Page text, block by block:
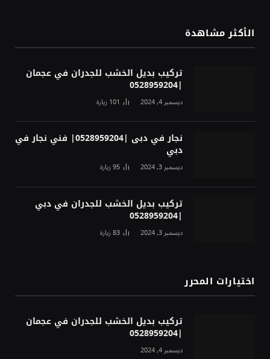
الأكثر مشاهدة
تركيب بديل الخشب للجدران في عجمان
|0528959204
ديسمبر 4, 2024 101زيارة
نجار في دبى |0528959204| فني نجار في
دبي
ديسمبر 3, 2024 95زيارة
تركيب بديل الخشب للجدران في دبي
|0528959204
ديسمبر 3, 2024 83زيارة
اختيارات المحرر
تركيب بديل الخشب للجدران في عجمان
|0528959204
ديسمبر 4, 2024